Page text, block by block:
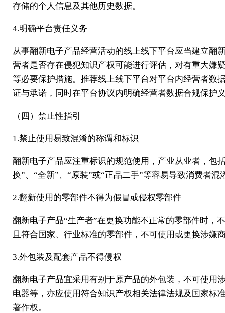
存储的个人信息及其他历史数据。
4.明确平台责任义务
从事翻新电子产品经营活动的线上线下平台应当建立翻
营者是否存在侵犯知识产权可能进行评估，对有重大嫌
等必要保护措施。推荐线上线下平台对平台内经营者数
证与承诺，同时在平台协议内明确经营者数据合规保护
（四）禁止性指引
1.禁止使用易致混淆的称谓和标识
翻新电子产品应注重标识的规范使用，产业从业者，包
换”、“全新”、“原装”或“正品二手”等容易导致消费者
2.翻新使用的零部件不得为假冒或侵权零部件
翻新电子产品“生产者”在更换功能不正常的零部件时，
且符合国家、行业标准的零部件，不可使用或更换涉嫌
3.外包装及配套产品不得侵权
翻新电子产品宜采用有别于原产品的外包装，不可使用
电器等，亦应使用符合知识产权相关法律法规及国家标
著作权。